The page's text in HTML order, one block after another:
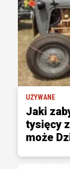
UŻYWANE
Jaki
tysięcy
może